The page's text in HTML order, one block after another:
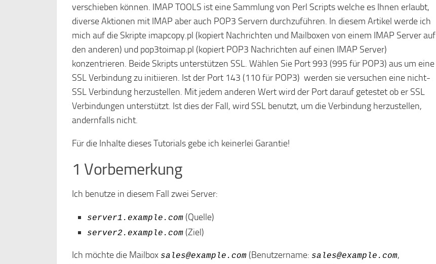
verschieben können. IMAP TOOLS ist eine Sammlung von Perl Scripts welche es Ihnen erlaubt,
diverse Aktionen mit IMAP aber auch POP3 Servern durchzuführen. In diesem Artikel werde ich
mich auf die Skripte imapcopy.pl (kopiert Nachrichten und Mailboxen von einem IMAP Server auf
den anderen) und pop3toimap.pl (kopiert POP3 Nachrichten auf einen IMAP Server)
konzentrieren. Beide Skripts unterstützen SSL. Wählen Sie Port 993 (995 für POP3) aus um eine
SSL Verbindung zu initiieren. Ist der Port 143 (110 für POP3) werden sie versuchen eine nicht-
SSL Verbindung herzustellen. Mit jedem anderen Wert wird der Port darauf getestet ob er SSL
Verbindungen unterstützt. Ist dies der Fall, wird SSL benutzt, um die Verbindung herzustellen,
andernfalls nicht.
Für die Inhalte dieses Tutorials gebe ich keinerlei Garantie!
1 Vorbemerkung
Ich benutze in diesem Fall zwei Server:
server1.example.com (Quelle)
server2.example.com (Ziel)
Ich möchte die Mailbox sales@example.com (Benutzername: sales@example.com,